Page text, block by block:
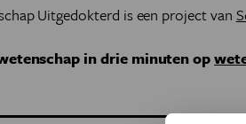
Uitgedokterd is een project van
in drie minuten op